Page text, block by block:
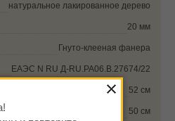
натуральное лакированное дерево
20 мм
Гнуто-клееная фанера
ЕАЭС N RU Д-RU.РА06.В.27674/22
52 см
50 см